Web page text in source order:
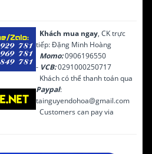
Khách mua ngay, CK trực
tiếp: Đặng Minh Hoàng
Momo:0906196550
- VCB:0291000250717
Khách có thể thanh toán qua
Paypal:
tainguyendohoa@gmail.com
Customers can pay via